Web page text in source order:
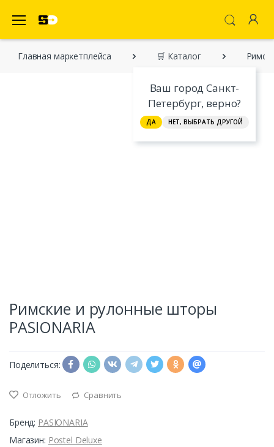
Ваш город Санкт-
Петербург, верно?
ДА НЕТ, ВЫБРАТЬ ДРУГОЙ
Главная марĸетплейса 🛒 Каталог
Римские и рулонные шторы
PASIONARIA
Поделиться:
Отложить Сравнить
Бренд: PASIONARIA
Магазин: Postel Deluxe